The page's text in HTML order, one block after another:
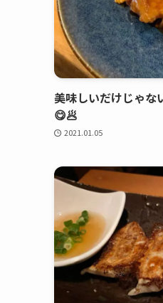
美味しいだけじゃな
😋🥟
2021.01.05